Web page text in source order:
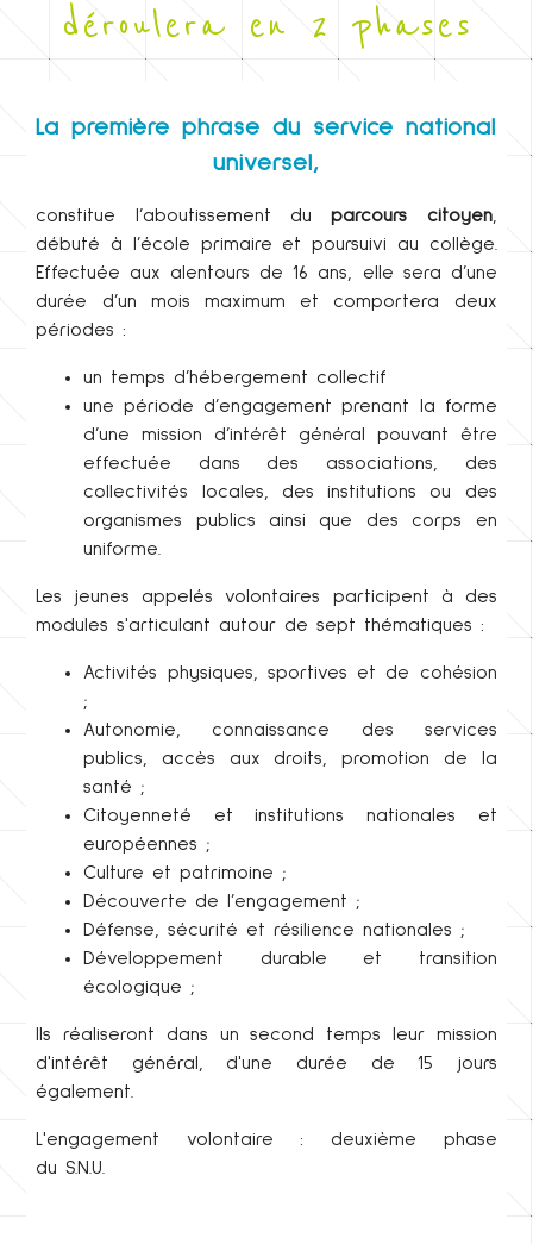
déroulera en 2 phases
La première phrase du service national
universel,
constitue l’aboutissement duparcours citoyen,
débuté à l’école primaire et poursuivi au collège.
Effectuée aux alentours de 16 ans, elle sera d’une
durée d’un mois maximum et comportera deux
périodes :
un temps d’hébergement collectif
une période d’engagement prenant la forme
d’une mission d’intérêt général pouvant être
effectuée dans des associations, des
collectivités locales, des institutions ou des
organismes publics ainsi que des corps en
uniforme.
Les jeunes appelés volontaires participent à des
modules s'articulant autour de sept thématiques :
Activités physiques, sportives et de cohésion
;
Autonomie, connaissance des services
publics, accès aux droits, promotion de la
santé ;
Citoyenneté et institutions nationales et
européennes ;
Culture et patrimoine ;
Découverte de l’engagement ;
Défense, sécurité et résilience nationales ;
Développement durable et transition
écologique ;
Ils réaliseront dans un second temps leur mission
d'intérêt général, d'une durée de 15 jours
également.
L'engagement volontaire : deuxième phase
du S.N.U.